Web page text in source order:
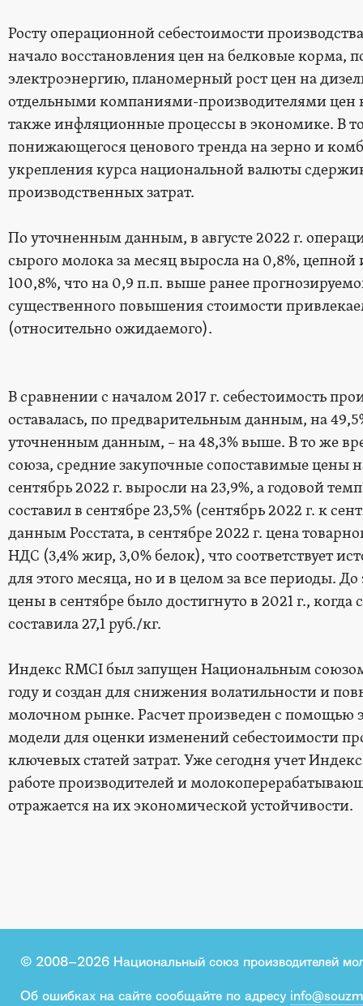
Росту операционной себестоимости
начало восстановления цен на белковые корма,
электроэнергию, планомерный рост цен на
отдельными компаниями-производителями цен
также инфляционные процессы в экономике. В
понижающегося ценового тренда на зерно и
укрепления курса национальной валюты
производственных затрат.
По уточненным данным, в августе 2022 г.
сырого молока за месяц выросла на 0,8%, цепной
100,8%, что на 0,9 п.п. выше ранее
существенного повышения стоимости
(относительно ожидаемого).
В сравнении с началом 2017 г. себестоимость
оставалась, по предварительным данным, на
уточненным данным, – на 48,3% выше. В то же
союза, средние закупочные сопоставимые цены
сентябрь 2022 г. выросли на 23,9%, а годовой
составил в сентябре 23,5% (сентябрь 2022 г. к
данным Росстата, в сентябре 2022 г. цена
НДС (3,4% жир, 3,0% белок), что соответствует
для этого месяца, но и в целом за все периоды.
цены в сентябре было достигнуто в 2021 г.,
составила 27,1 руб./кг.
Индекс RMCI был запущен Национальным
году и создан для снижения волатильности и
молочном рынке. Расчет произведен с помощью
модели для оценки изменений себестоимости
ключевых статей затрат. Уже сегодня учет
работе производителей и
отражается на их экономической устойчивости.
© 2008–2026 Национальный союз производителей
Об ошибках на сайте сообщайте по адресу